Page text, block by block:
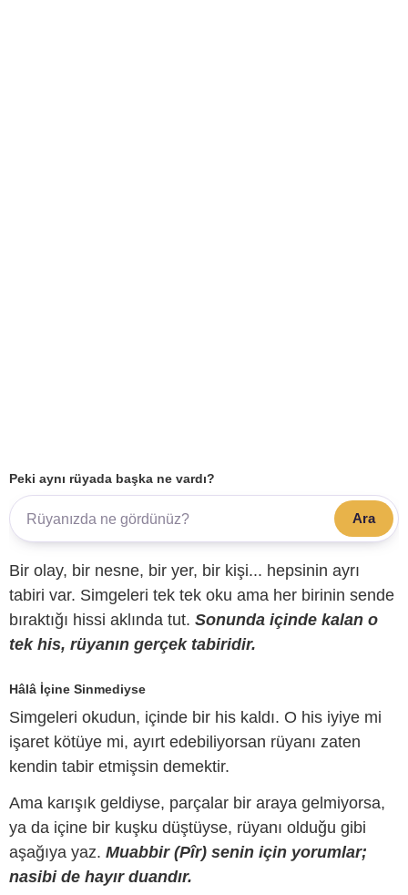
Peki aynı rüyada başka ne vardı?
Ara
Bir olay, bir nesne, bir yer, bir kişi... hepsinin ayrı
tabiri var. Simgeleri tek tek oku ama her birinin sende
bıraktığı hissi aklında tut. Sonunda içinde kalan o
tek his, rüyanın gerçek tabiridir.
Hâlâ İçine Sinmediyse
Simgeleri okudun, içinde bir his kaldı. O his iyiye mi
işaret kötüye mi, ayırt edebiliyorsan rüyanı zaten
kendin tabir etmişsin demektir.
Ama karışık geldiyse, parçalar bir araya gelmiyorsa,
ya da içine bir kuşku düştüyse, rüyanı olduğu gibi
aşağıya yaz. Muabbir (Pîr) senin için yorumlar;
nasibi de hayır duandır.